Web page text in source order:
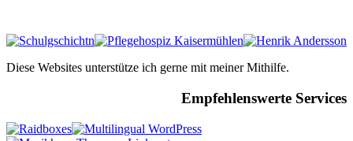
Diese Websites unterstütze ich gerne mit meiner Mithilfe.
Empfehlenswerte Services